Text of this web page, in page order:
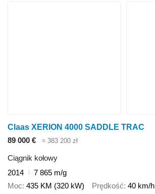
Claas XERION 4000 SADDLE TRAC
89 000 €
≈ 383 200 zł
Ciągnik kołowy
2014
7 865 m/g
Moc 435 KM (320 kW) Prędkość 40 km/h